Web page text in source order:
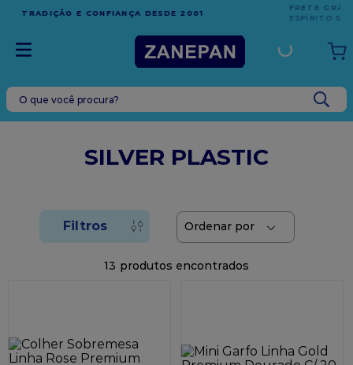
FRETE GRÁTIS
EM COMPRAS ACIMA DE R$1.000,00 PARA O
ESPÍRITO SANTO
O que você procura?
SILVER PLASTIC
13
TERMOS MAIS BUSCADOS
vela
bala
9º
caixa kraft